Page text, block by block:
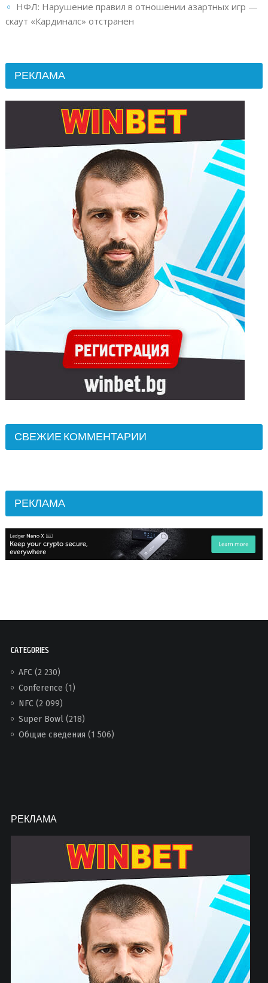
НФЛ: Нарушение правил в отношении азартных игр —
скаут «Кардиналс» отстранен
РЕКЛАМА
СВЕЖИЕ КОММЕНТАРИИ
РЕКЛАМА
CATEGORIES
AFC(2 230)
Conference (1)
NFC(2 099)
Super Bowl(218)
Общие сведения (1 506)
РЕКЛАМА